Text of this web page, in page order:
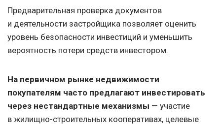
Предварительная проверка документов
и деятельности застройщика позволяет оценить
уровень безопасности инвестиций и уменьшить
вероятность потери средств инвестором.
На первичном рынке недвижимости
покупателям часто предлагают инвестировать
через нестандартные механизмы — участие
в жилищно-строительных кооперативах, целевые